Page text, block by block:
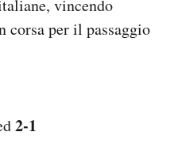
vincendo
corsa per il passaggio
2-1